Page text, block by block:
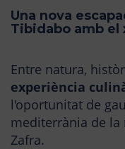
Una nova
Tibidabo amb el
Entre natura,
experiència
l'oportunitat de
mediterrània de la
Zafra.